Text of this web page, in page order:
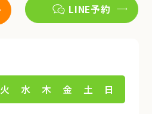
LINE予約
火 水 木 金 土 日